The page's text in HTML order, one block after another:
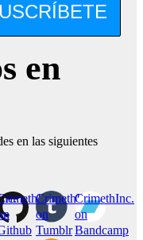
en
en las siguientes
CrimethInc.
on
Tumblr
CrimethInc.
on
Bandcamp